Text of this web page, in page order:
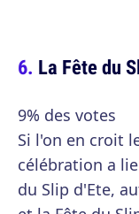
La Fête du
9% des votes
Si l'on en croit
célébration a
du Slip d'Ete,